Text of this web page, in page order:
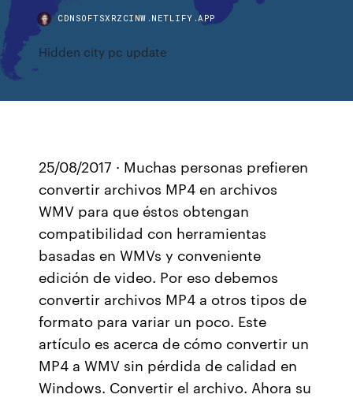
CDNSOFTSXRZCINW.NETLIFY.APP
Hidden city pc update
25/08/2017 · Muchas personas prefieren
convertir archivos MP4 en archivos
WMV para que éstos obtengan
compatibilidad con herramientas
basadas en WMVs y conveniente
edición de video. Por eso debemos
convertir archivos MP4 a otros tipos de
formato para variar un poco. Este
artículo es acerca de cómo convertir un
MP4 a WMV sin pérdida de calidad en
Windows. Convertir el archivo. Ahora su